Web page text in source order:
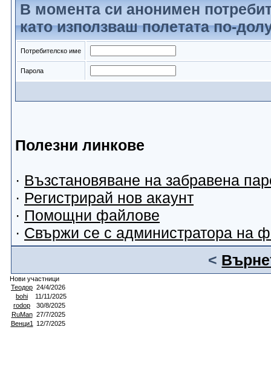
В момента си анонимен
като използваш полетата по-
Потребителско име
Парола
Полезни линкове
· Възстановяване на забравена
· Регистрирай нов акаунт
· Помощни файлове
· Свържи се с администратора на
<
Нови участници
Теодор 24/4/2026
bohi
11/11/2025
rodop
30/8/2025
RuMan 27/7/2025
Венци1
12/7/2025